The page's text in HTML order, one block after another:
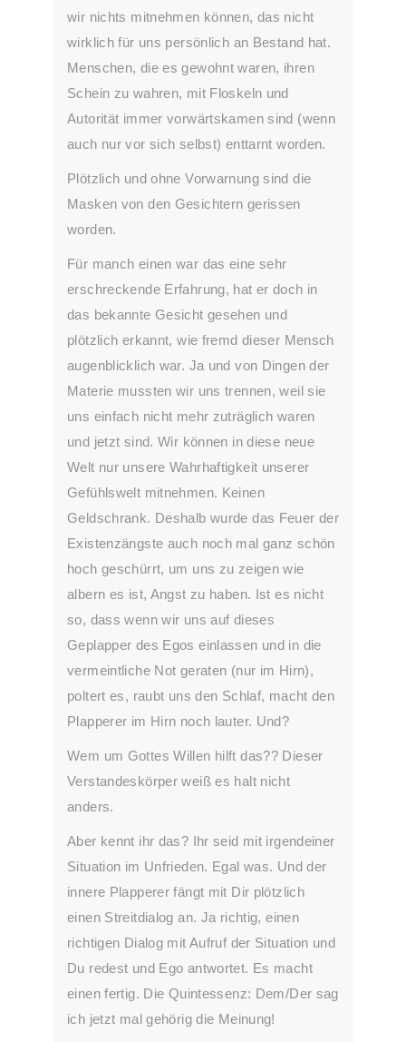
wir nichts mitnehmen können, das nicht
wirklich für uns persönlich an Bestand hat.
Menschen, die es gewohnt waren, ihren
Schein zu wahren, mit Floskeln und
Autorität immer vorwärtskamen sind (wenn
auch nur vor sich selbst) enttarnt worden.
Plötzlich und ohne Vorwarnung sind die
Masken von den Gesichtern gerissen
worden.
Für manch einen war das eine sehr
erschreckende Erfahrung, hat er doch in
das bekannte Gesicht gesehen und
plötzlich erkannt, wie fremd dieser Mensch
augenblicklich war. Ja und von Dingen der
Materie mussten wir uns trennen, weil sie
uns einfach nicht mehr zuträglich waren
und jetzt sind. Wir können in diese neue
Welt nur unsere Wahrhaftigkeit unserer
Gefühlswelt mitnehmen. Keinen
Geldschrank. Deshalb wurde das Feuer der
Existenzängste auch noch mal ganz schön
hoch geschürrt, um uns zu zeigen wie
albern es ist, Angst zu haben. Ist es nicht
so, dass wenn wir uns auf dieses
Geplapper des Egos einlassen und in die
vermeintliche Not geraten (nur im Hirn),
poltert es, raubt uns den Schlaf, macht den
Plapperer im Hirn noch lauter. Und?
Wem um Gottes Willen hilft das?? Dieser
Verstandeskörper weiß es halt nicht
anders.
Aber kennt ihr das? Ihr seid mit irgendeiner
Situation im Unfrieden. Egal was. Und der
innere Plapperer fängt mit Dir plötzlich
einen Streitdialog an. Ja richtig, einen
richtigen Dialog mit Aufruf der Situation und
Du redest und Ego antwortet. Es macht
einen fertig. Die Quintessenz: Dem/Der sag
ich jetzt mal gehörig die Meinung!